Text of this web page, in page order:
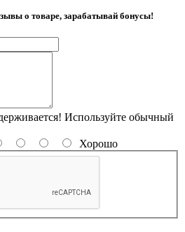
о товаре, зарабатывай бонусы!
Используйте обычный
Хорошо